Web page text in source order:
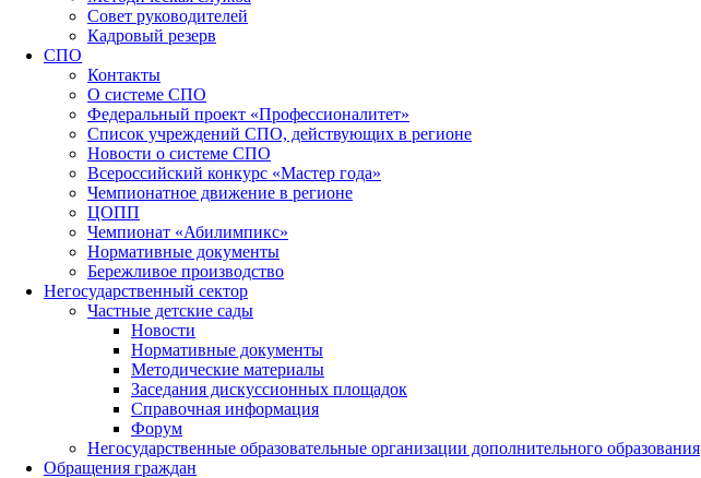
Совет руководителей
Кадровый резерв
СПО
Контакты
О системе СПО
Федеральный проект «Профессионалитет»
Список учреждений СПО, действующих в регионе
Новости о системе СПО
Всероссийский конкурс «Мастер года»
Чемпионатное движение в регионе
ЦОПП
Чемпионат «Абилимпикс»
Нормативные документы
Бережливое производство
Негосударственный сектор
Частные детские сады
Новости
Нормативные документы
Методические материалы
Заседания дискуссионных площадок
Справочная информация
Форум
Негосударственные образовательные организации дополнительного образования
Обращения граждан